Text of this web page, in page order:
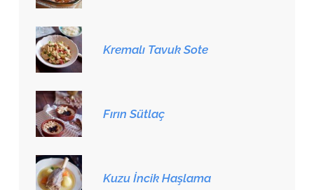
Kremalı Tavuk Sote
Fırın Sütlaç
Kuzu İncik Haşlama